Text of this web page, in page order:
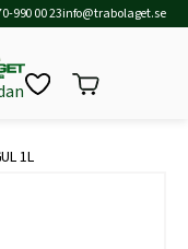
990 00 23info@trabolaget.se
1L